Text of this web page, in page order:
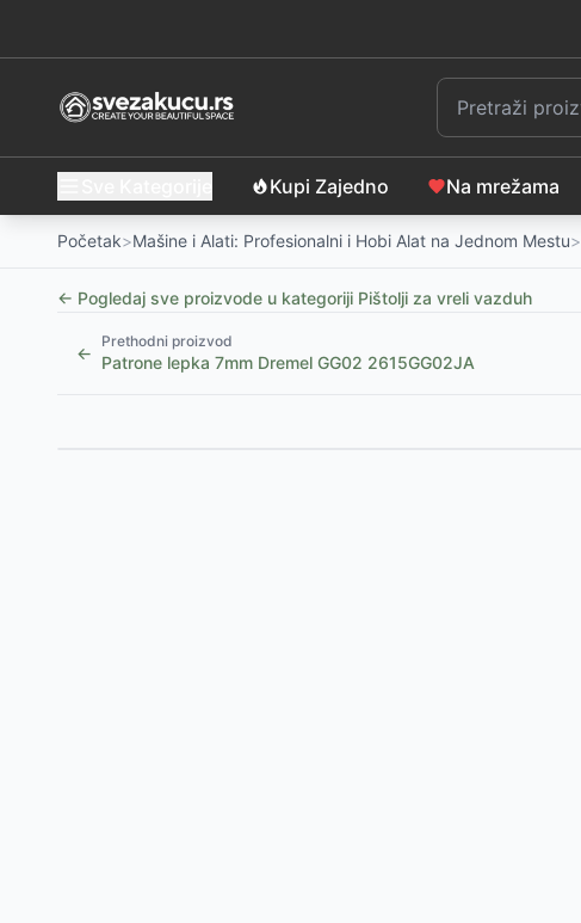
Kupi Zajedno Na mrežama
Početak>Mašine i Alati: Profesionalni i Hobi Alat na Jednom Mestu>
← Pogledaj sve proizvode u kategoriji Pištolji za vreli vazduh
←
Prethodni proizvod
Patrone lepka 7mm Dremel GG02 2615GG02JA